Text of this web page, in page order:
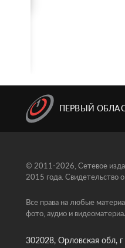
ПЕРВЫЙ
© 2011-2026, Сетевое
2015 года. Свидетельство
Все права на любые
фото, аудио и
302028, Орловская обл,